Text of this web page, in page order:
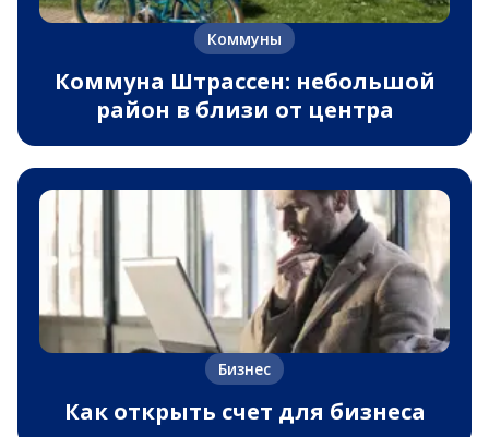
Коммуны
Коммуна Штрассен: небольшой
район в близи от центра
Бизнес
Как открыть счет для бизнеса